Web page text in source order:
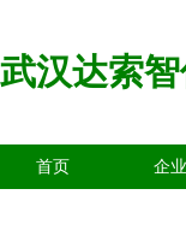
武汉达索
首页 企